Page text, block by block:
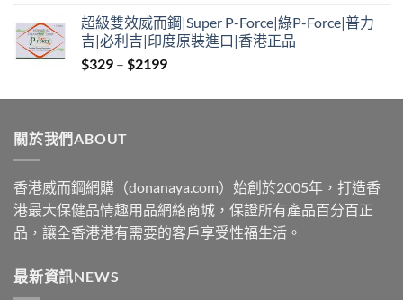
$379
through
$2229
超級雙效威而鋼|Super P-Force|綠P-Force|普力
吉|必利吉|印度原裝進口|香港正品
$329 – $2199Price
$329
關於我們ABOUT
香港威而鋼網購（donanaya.com）始創於2005年，打造香
港最大保健品情趣用品網絡商城，保證所有產品百分百正
品，讓全香港港有需要的客戶享受性福生活。
最新資訊NEWS